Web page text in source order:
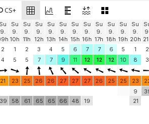
CS+
Su
9.
Su
9.
10h
Su
9.
11h
Su
9.
12h
Su
9.
13h
Su
9.
14h
Su
9.
15h
Su
9.
16h
Su
9.
17h
Su
9.
18h
Su
9.
19h
Su
9.
20h
2 1 2 3 4 5 6 7 7 6 5 1
2
4 5 5 7 7 9 11 12 12 12 10 8 3
21 23 25 26 26 27 27 27 26 25 25 23
39 58 61 65 65 66 48 19
9
21